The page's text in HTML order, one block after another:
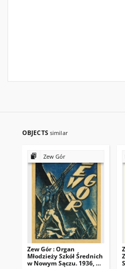
OBJECTS similar
Zew Gór
Zew Gór : Organ
Młodzieży Szkół Średnich
w Nowym Sączu. 1936, R.